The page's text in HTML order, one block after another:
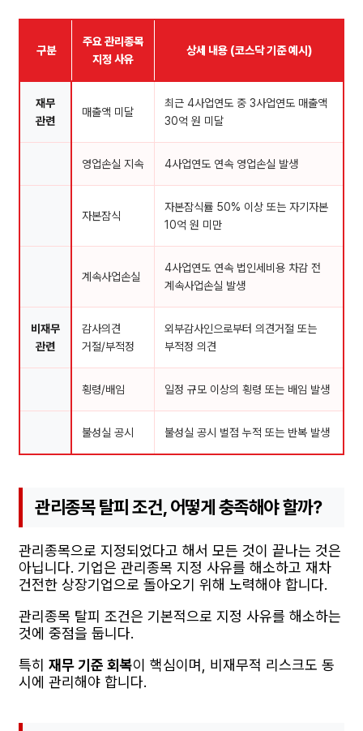
구분
주요 관리종목
지정 사유
상세 내용 (코스닥 기준 예시)
재무
관련
매출액 미달
최근 4사업연도 중 3사업연도 매출액
30억 원 미달
영업손실 지속 4사업연도 연속 영업손실 발생
자본잠식
자본잠식률 50% 이상 또는 자기자본
10억 원 미만
계속사업손실
4사업연도 연속 법인세비용 차감 전
계속사업손실 발생
비재무
관련
감사의견
거절/부적정
외부감사인으로부터 의견거절 또는
부적정 의견
횡령/배임 일정 규모 이상의 횡령 또는 배임 발생
불성실 공시 불성실 공시 벌점 누적 또는 반복 발생
관리종목 탈피 조건, 어떻게 충족해야 할까?
관리종목으로 지정되었다고 해서 모든 것이 끝나는 것은
아닙니다. 기업은 관리종목 지정 사유를 해소하고 재차
건전한 상장기업으로 돌아오기 위해 노력해야 합니다.
관리종목 탈피 조건은 기본적으로 지정 사유를 해소하는
것에 중점을 둡니다.
특히 재무 기준 회복이 핵심이며, 비재무적 리스크도 동
시에 관리해야 합니다.